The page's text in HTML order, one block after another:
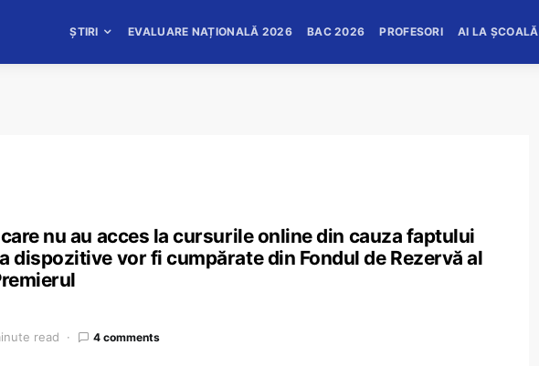
ȘTIRI EVALUARE NAȚIONALĂ 2026 BAC 2026 PROFESORI AI LA ȘCOALĂ
nu au acces la cursurile online din cauza faptului
dispozitive vor fi cumpărate din Fondul de Rezervă al
read 4 comments